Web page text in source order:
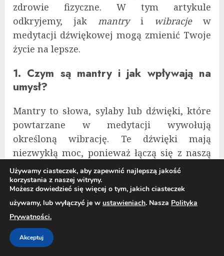
zdrowie fizyczne. W tym artykule
odkryjemy, jak mantryi wibracjew
medytacji dźwiękowej mogą zmienić Twoje
życie na lepsze.
1. Czym są mantry i jak wpływają na
umysł?
Mantry to słowa, sylaby lub dźwięki, które
powtarzane w medytacji wywołują
określoną wibrację. Te dźwięki mają
niezwykłą moc, ponieważ łączą się z naszą
wewnętrzną energią i wpływają na nasze
myśli, emocje i ogólne samopoczucie. W
tradycji hinduistycznej oraz buddyjskiej
mantry są używane jako narzędzia do
osiągania wewnętrznej harmonii i
duchowego przebudzenia. Najczęściej
stosowane mantry, takie jak
Używamy ciasteczek, aby zapewnić najlepszą jakość
korzystania z naszej witryny.
Możesz dowiedzieć się więcej o tym, jakich ciasteczek
używamy, lub wyłączyć je w ustawieniach. Nasza Polityka
Prywatności.
Akceptuj